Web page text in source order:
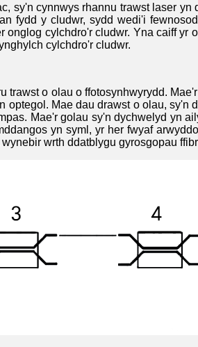
sy'n cynnwys rhannu trawst laser
fydd y cludwr, sydd wedi'i
cylchdro'r cludwr. Yna caiff yr
cylchdro'r cludwr.
trawst o olau o ffotosynhwyrydd.
optegol. Mae dau drawst o olau,
Mae'r golau sy'n dychwelyd yn
yn syml, yr her fwyaf
wrth ddatblygu gyrosgopau